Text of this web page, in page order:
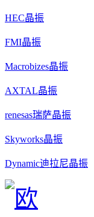
HEC晶振
FMI晶振
Macrobizes晶振
AXTAL晶振
renesas瑞萨晶振
Skyworks晶振
Dynamic迪拉尼晶振